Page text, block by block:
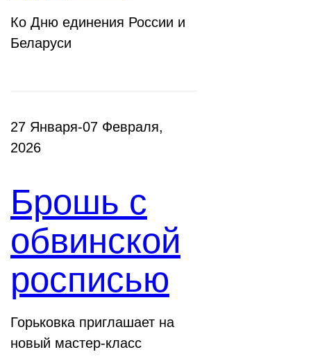
Ко Дню единения России и
Беларуси
27 Января-07 Февраля,
2026
Брошь с
обвинской
росписью
Горьковка приглашает на
новый мастер-класс